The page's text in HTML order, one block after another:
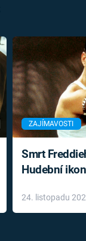
ZAJÍMAVOSTI
Smrt
Hudební
léky
24. listopadu